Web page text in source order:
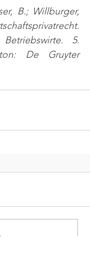
B.; Willburger,
5.
De Gruyter